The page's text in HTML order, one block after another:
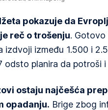
pokazuje da
reč o trošenju. Gotovo
izdvoji između 1.500 i
odsto planira da potroši
ostaju najčešća
opadanju. Brige zbog